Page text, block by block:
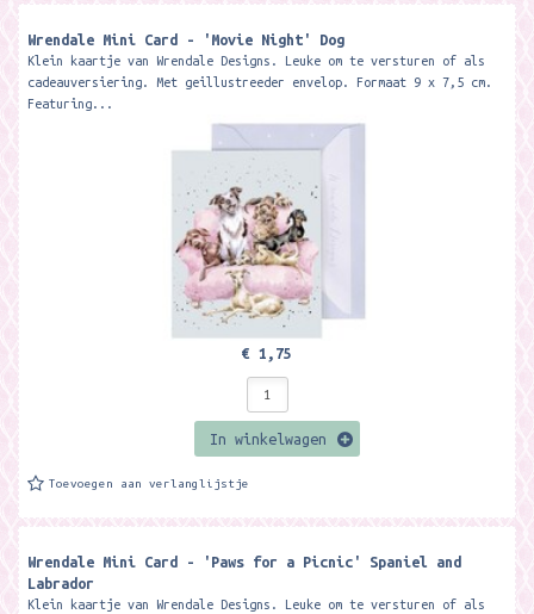
Wrendale Mini Card - 'Movie Night' Dog
Klein kaartje van Wrendale Designs. Leuke om te versturen of als
cadeauversiering. Met geillustreeder envelop. Formaat 9 x 7,5 cm.
Featuring...
€ 1,75
In winkelwagen
Toevoegen aan verlanglijstje
Wrendale Mini Card - 'Paws for a Picnic' Spaniel and
Labrador
Klein kaartje van Wrendale Designs. Leuke om te versturen of als